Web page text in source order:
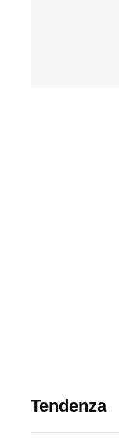
Tendenza